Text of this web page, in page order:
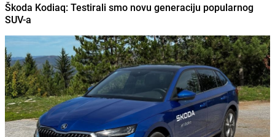
Škoda Kodiaq: Testirali smo novu generaciju popularnog
SUV-a